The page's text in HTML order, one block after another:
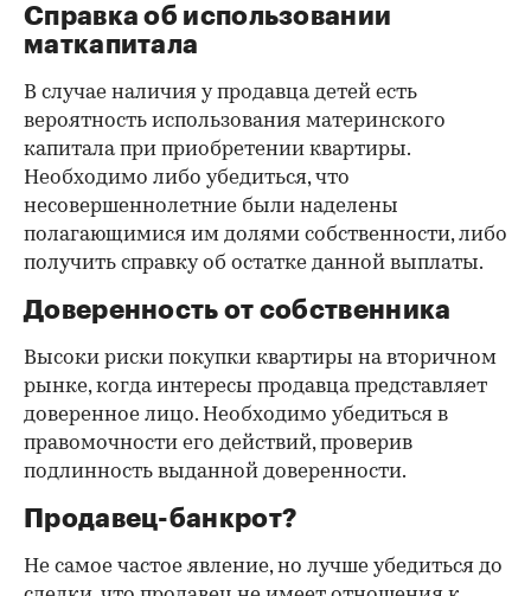
Справка об использовании
маткапитала
В случае наличия у продавца детей есть
вероятность использования материнского
капитала при приобретении квартиры.
Необходимо либо убедиться, что
несовершеннолетние были наделены
полагающимися им долями собственности, либо
получить справку об остатке данной выплаты.
Доверенность от собственника
Высоки риски покупки квартиры на вторичном
рынке, когда интересы продавца представляет
доверенное лицо. Необходимо убедиться в
правомочности его действий, проверив
подлинность выданной доверенности.
Продавец-банкрот?
Не самое частое явление, но лучше убедиться до